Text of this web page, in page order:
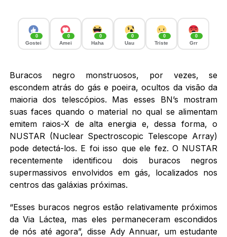
0
Gostei
0
Amei
0
Haha
0
Uau
0
Triste
0
Grr
Buracos negro monstruosos, por vezes, se
escondem atrás do gás e poeira, ocultos da visão da
maioria dos telescópios. Mas esses BN’s mostram
suas faces quando o material no qual se alimentam
emitem raios-X de alta energia e, dessa forma, o
NUSTAR (Nuclear Spectroscopic Telescope Array)
pode detectá-los. E foi isso que ele fez. O NUSTAR
recentemente identificou dois buracos negros
supermassivos envolvidos em gás, localizados nos
centros das galáxias próximas.
“Esses buracos negros estão relativamente próximos
da Via Láctea, mas eles permaneceram escondidos
de nós até agora”, disse Ady Annuar, um estudante